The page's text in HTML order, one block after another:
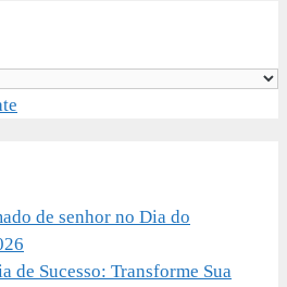
de senhor no Dia do
de Sucesso: Transforme Sua